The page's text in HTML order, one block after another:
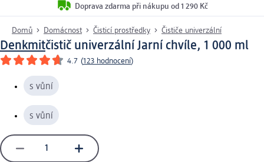
Doprava zdarma při nákupu od 1 290 Kč
Domů Domácnost Čisticí prostředky Čističe univerzální
Denkmitčistič univerzální Jarní chvíle, 1 000 ml
4.7 (123 hodnocení)
s vůní
s vůní